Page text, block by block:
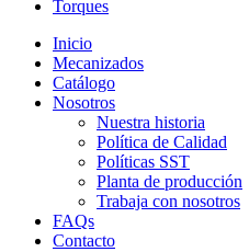
Torques
Inicio
Mecanizados
Catálogo
Nosotros
Nuestra historia
Política de Calidad
Políticas SST
Planta de producción
Trabaja con nosotros
FAQs
Contacto